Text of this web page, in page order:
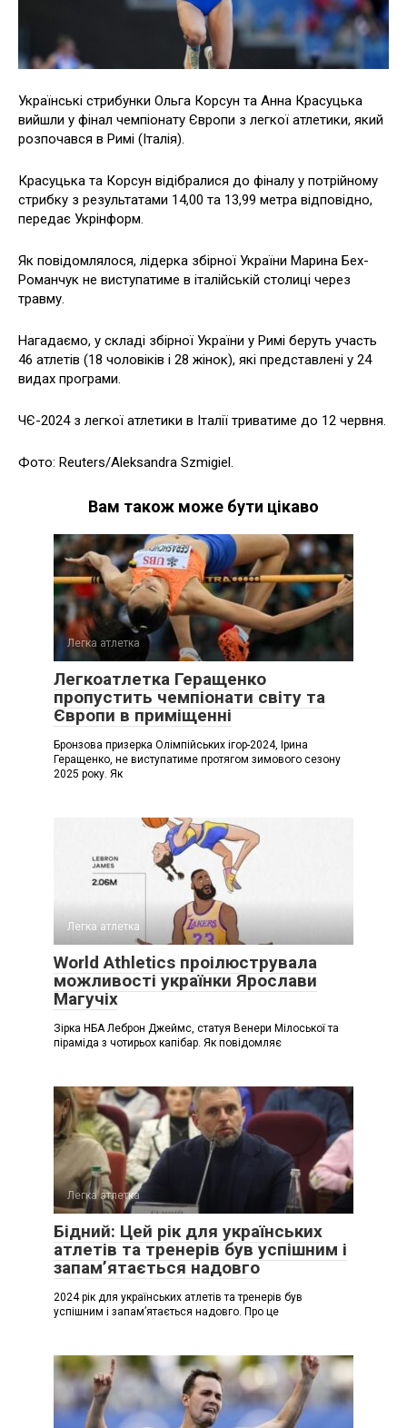
Українські стрибунки Ольга Корсун та Анна Красуцька
вийшли у фінал чемпіонату Європи з легкої атлетики, який
розпочався в Римі (Італія).
Красуцька та Корсун відібралися до фіналу у потрійному
стрибку з результатами 14,00 та 13,99 метра відповідно,
передає Укрінформ.
Як повідомлялося, лідерка збірної України Марина Бех-
Романчук не виступатиме в італійській столиці через
травму.
Нагадаємо, у складі збірної України у Римі беруть участь
46 атлетів (18 чоловіків і 28 жінок), які представлені у 24
видах програми.
ЧЄ-2024 з легкої атлетики в Італії триватиме до 12 червня.
Фото: Reuters/Aleksandra Szmigiel.
Вам також може бути цікаво
Легка атлетка
Легкоатлетка Геращенко
пропустить чемпіонати світу та
Європи в приміщенні
Бронзова призерка Олімпійських ігор-2024, Ірина
Геращенко, не виступатиме протягом зимового сезону
2025 року. Як
Легка атлетка
World Athletics проілюструвала
можливості українки Ярослави
Магучіх
Зірка НБА Леброн Джеймс, статуя Венери Мілоської та
піраміда з чотирьох капібар. Як повідомляє
Легка атлетка
Бідний: Цей рік для українських
атлетів та тренерів був успішним і
запамʼятається надовго
2024 рік для українських атлетів та тренерів був
успішним і запамʼятається надовго. Про це